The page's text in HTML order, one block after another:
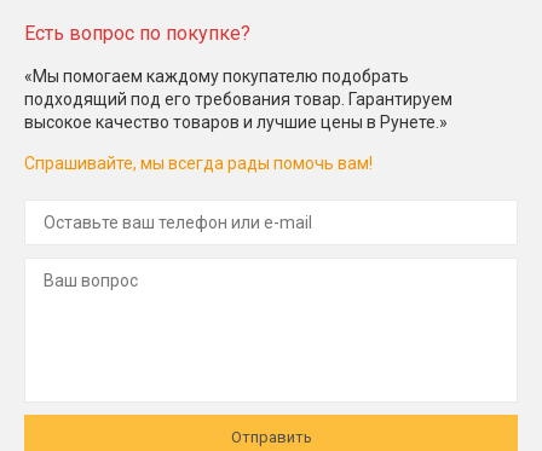
Есть вопрос по покупке?
«Мы помогаем каждому покупателю подобрать
подходящий под его требования товар. Гарантируем
высокое качество товаров и лучшие цены в Рунете.»
Спрашивайте, мы всегда рады помочь вам!
Отправить